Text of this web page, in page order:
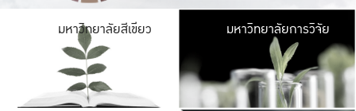
มหาวิทยาลัยสีเขียว มหาวิ
มีพื้นที่เขียวสดใส
เป็นป่าในเมือง เกษต
มหาวิทยาลัยการวิจัย